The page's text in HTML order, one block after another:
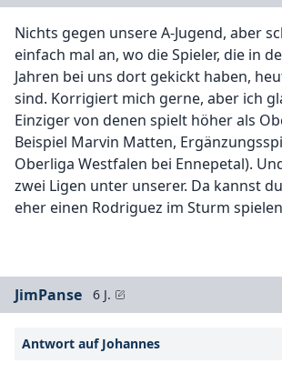
Nichts gegen unsere A-Jugend, aber
einfach mal an, wo die Spieler, die in
Jahren bei uns dort gekickt haben,
sind. Korrigiert mich gerne, aber ich
Einziger von denen spielt höher als
Beispiel Marvin Matten,
Oberliga Westfalen bei Ennepetal).
zwei Ligen unter unserer. Da kannst
eher einen Rodriguez im Sturm
JimPanse 6 J.
Antwort auf Johannes